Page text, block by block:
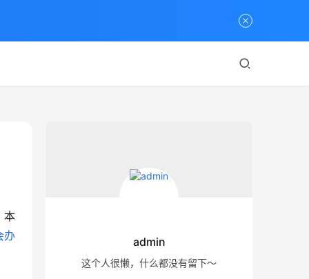
本
办
admin
这个人很懒，什么都没有留下～